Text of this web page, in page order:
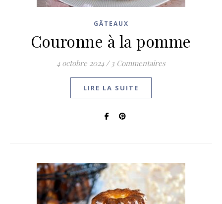
GÂTEAUX
Couronne à la pomme
4 octobre 2024 / 3 Commentaires
LIRE LA SUITE